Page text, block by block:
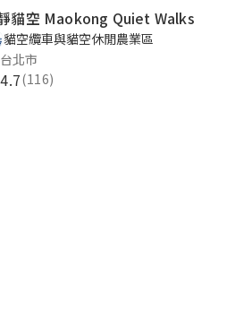
貓空 Maokong Quiet Walks
貓空纜車與貓空休閒農業區
台北市
4.7(116)